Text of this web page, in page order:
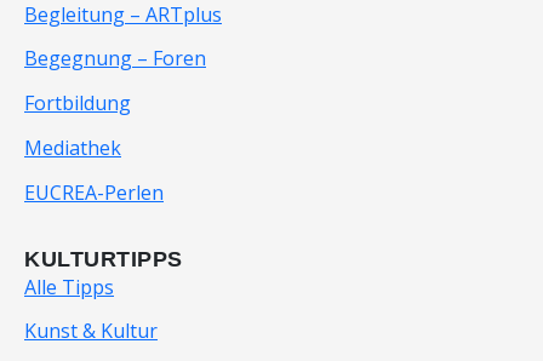
Begleitung – ARTplus
Begegnung – Foren
Fortbildung
Mediathek
EUCREA-Perlen
KULTURTIPPS
Alle Tipps
Kunst & Kultur